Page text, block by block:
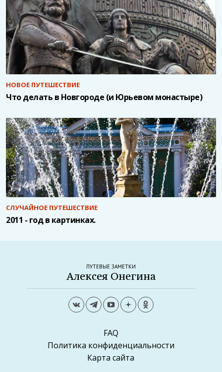
НОВОЕ ПУТЕШЕСТВИЕ
Что делать в Новгороде (и Юрьевом монастыре)
СЛУЧАЙНОЕ ПУТЕШЕСТВИЕ
2011 - год в картинках.
ПУТЕВЫЕ ЗАМЕТКИ
Алексея Онегина
FAQ
Политика конфиденциальности
Карта сайта